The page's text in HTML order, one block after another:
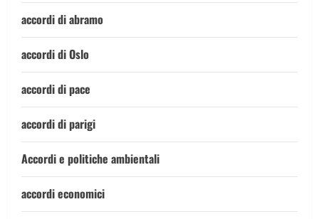
accordi di abramo
accordi di Oslo
accordi di pace
accordi di parigi
Accordi e politiche ambientali
accordi economici